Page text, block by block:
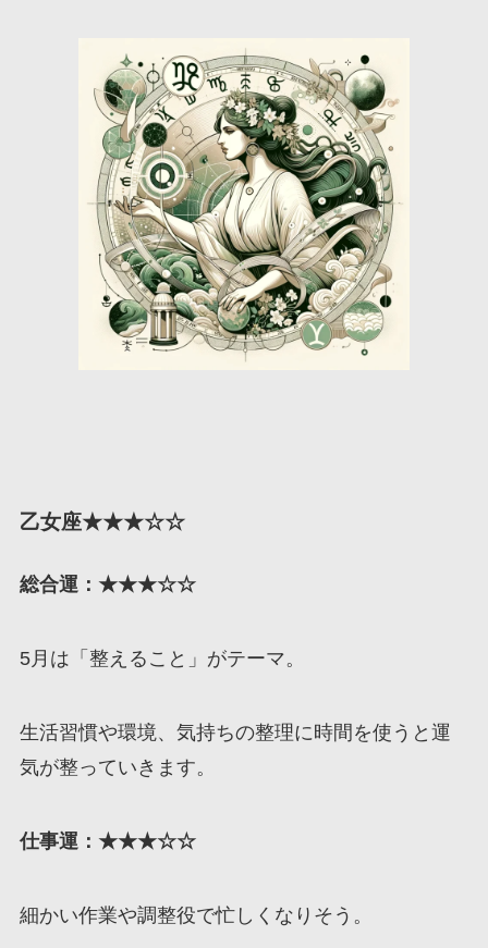
乙女座★★★☆☆
総合運：★★★☆☆
5月は「整えること」がテーマ。
生活習慣や環境、気持ちの整理に時間を使うと運
気が整っていきます。
仕事運：★★★☆☆
細かい作業や調整役で忙しくなりそう。